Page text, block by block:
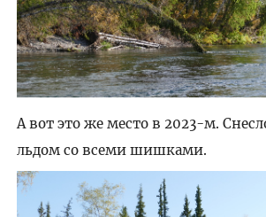
А вот это же место в 2023-м.
льдом со всеми шишками.